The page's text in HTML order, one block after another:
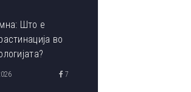
Што е
во
7